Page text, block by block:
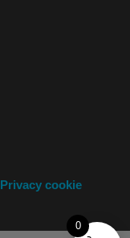
Privacy cookie
0